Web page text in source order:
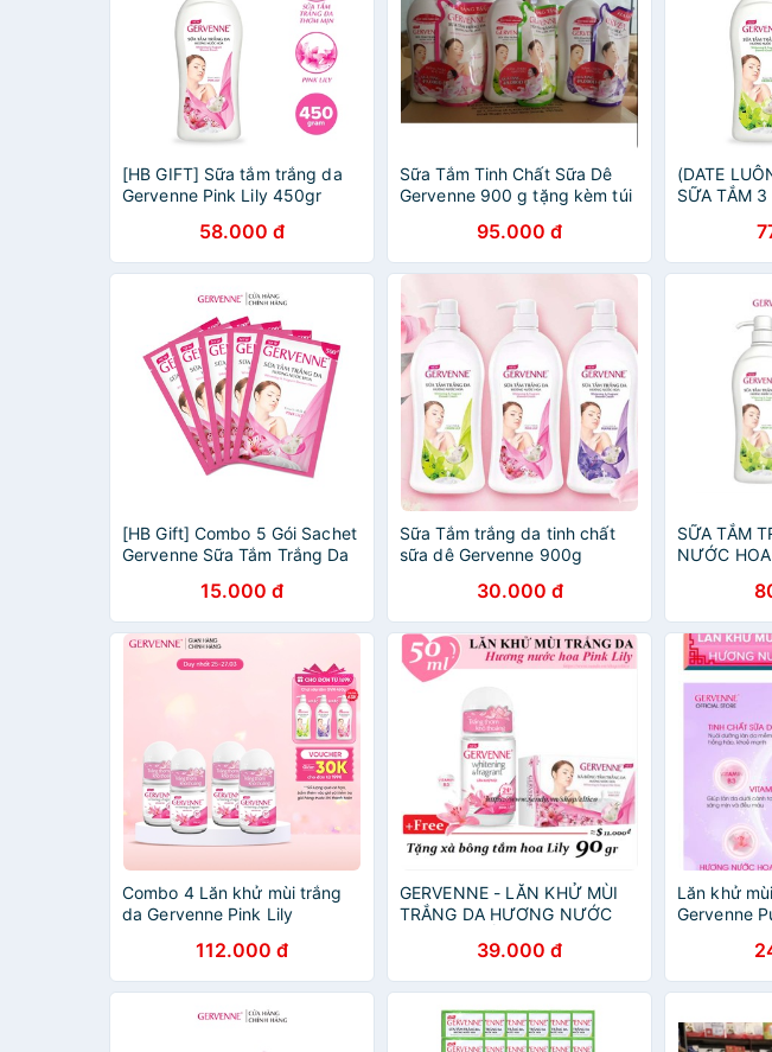
[HB GIFT] Sữa tắm trắng da
Gervenne Pink Lily 450gr
58.000 đ
Sữa Tắm Tinh Chất Sữa Dê
Gervenne 900 g tặng kèm túi
95.000 đ
(DATE
SỮA TẮM
[HB Gift] Combo 5 Gói Sachet
Gervenne Sữa Tắm Trắng Da
15.000 đ
Sữa Tắm trắng da tinh chất
sữa dê Gervenne 900g
30.000 đ
SỮA TẮM
NƯỚC
Combo 4 Lăn khử mùi trắng
da Gervenne Pink Lily
112.000 đ
GERVENNE - LĂN KHỬ MÙI
TRẮNG DA HƯƠNG NƯỚC
TẶNG XÀ BÔNG TẮM 90 GR
39.000 đ
Lăn khử
Gervenne